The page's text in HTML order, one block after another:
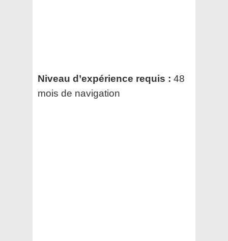
Niveau d’expérience requis : 48
mois de navigation